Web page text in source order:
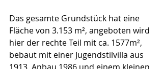
Das gesamte Grundstück hat eine
Fläche von 3.153 m², angeboten wird
hier der rechte Teil mit ca. 1577m²,
bebaut mit einer Jugendstilvilla aus